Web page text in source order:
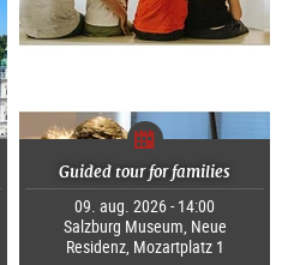
Guided tour for families
09. aug. 2026 - 14:00
Salzburg Museum, Neue
Residenz, Mozartplatz 1